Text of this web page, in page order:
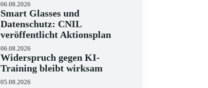
06.08.2026
Smart Glasses und
Datenschutz: CNIL
veröffentlicht Aktionsplan
06.08.2026
Widerspruch gegen KI-
Training bleibt wirksam
05.08.2026